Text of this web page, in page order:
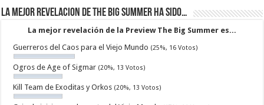
La mejor revelacion de The Big Summer ha sido…
La mejor revelación de la Preview The Big Summer es...
Guerreros del Caos para el Viejo Mundo (25%, 16 Votos)
Ogros de Age of Sigmar (20%, 13 Votos)
Kill Team de Exoditas y Orkos (20%, 13 Votos)